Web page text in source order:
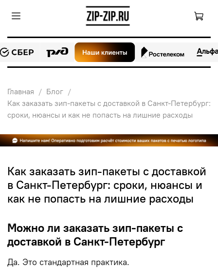
Главная
Блог
Как заказать зип-пакеты с доставкой в Санкт-Петербург:
сроки, нюансы и как не попасть на лишние расходы
Как заказать зип-пакеты с доставкой
в Санкт-Петербург: сроки, нюансы и
как не попасть на лишние расходы
Можно ли заказать зип-пакеты с
доставкой в Санкт-Петербург
Да. Это стандартная практика.